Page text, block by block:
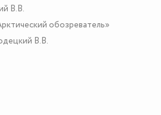
В.В.
обозреватель»
В.В.